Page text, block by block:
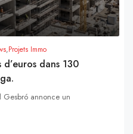
,Projets Immo
dans 130
Gesbró annonce un